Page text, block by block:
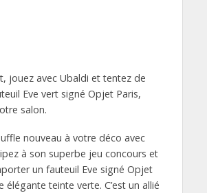
jouez avec Ubaldi et tentez de
Eve vert signé Opjet Paris,
salon.
nouveau à votre déco avec
à son superbe jeu concours et
un fauteuil Eve signé Opjet
élégante teinte verte. C’est un allié